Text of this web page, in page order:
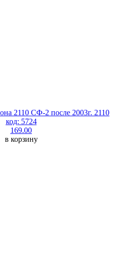
2110 СФ-2 после 2003г. 2110
код: 5724
169.00
в корзину